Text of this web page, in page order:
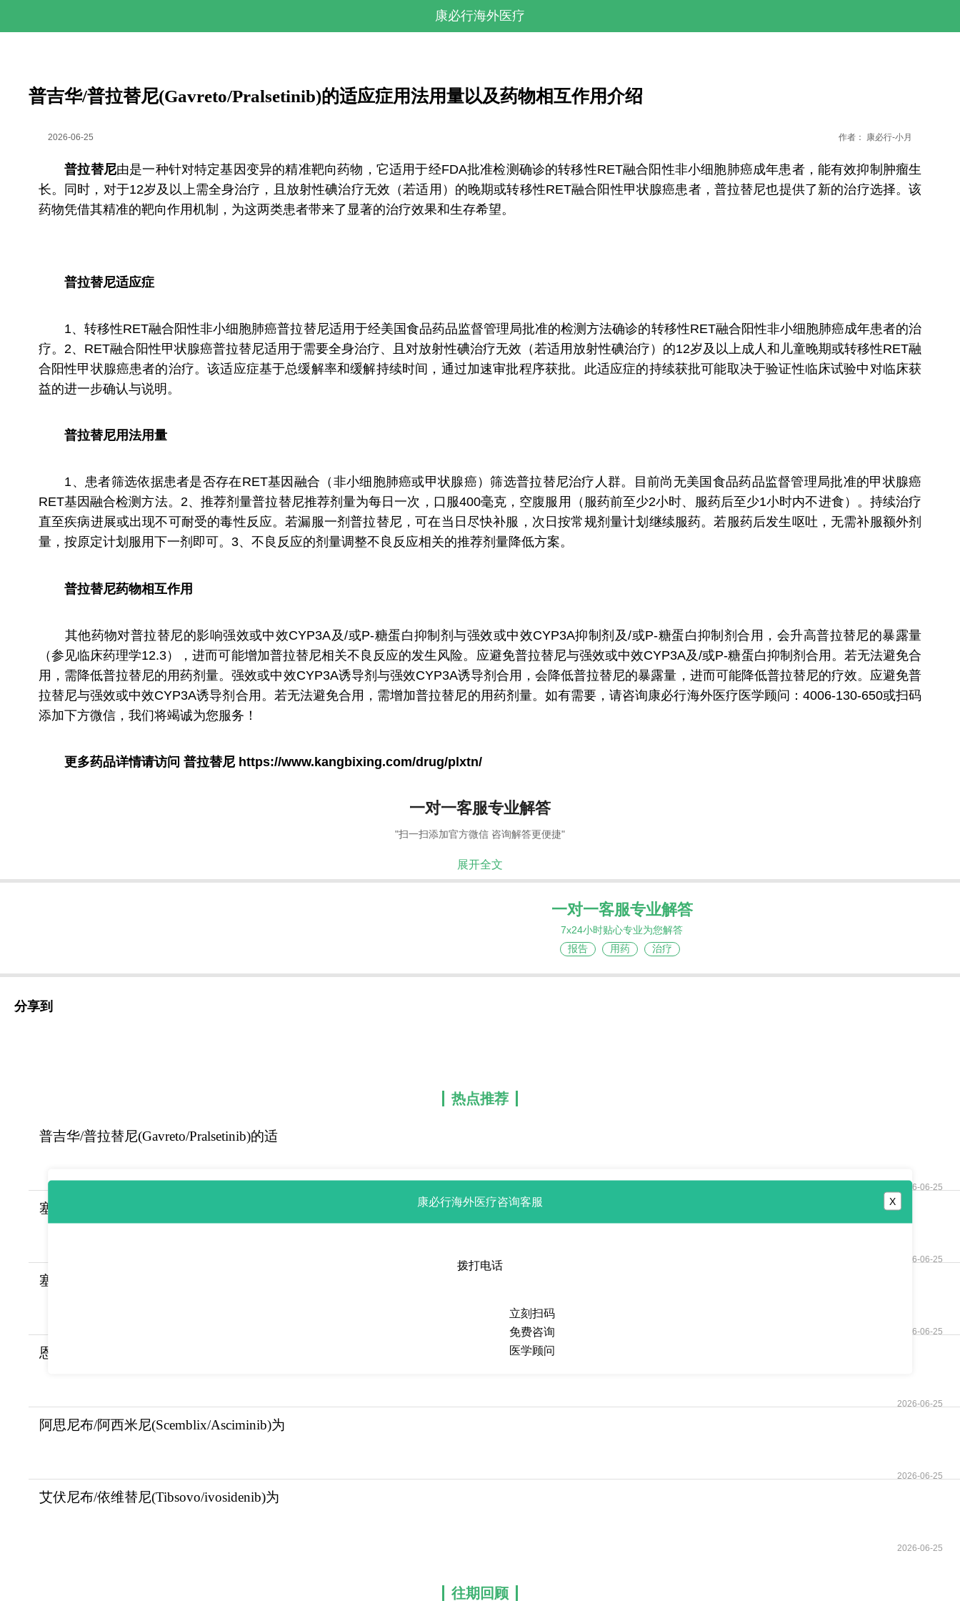
康必行海外医疗
普吉华/普拉替尼(Gavreto/Pralsetinib)的适应症用法用量以及药物相互作用介绍
2026-06-25 作者： 康必行-小月
普拉替尼由是一种针对特定基因变异的精准靶向药物，它适用于经FDA批准检测确诊的转移性RET融合阳性非小细胞肺癌成年患者，能有效抑制肿瘤生
长。同时，对于12岁及以上需全身治疗，且放射性碘治疗无效（若适用）的晚期或转移性RET融合阳性甲状腺癌患者，普拉替尼也提供了新的治疗选择。该
药物凭借其精准的靶向作用机制，为这两类患者带来了显著的治疗效果和生存希望。
普拉替尼适应症
1、转移性RET融合阳性非小细胞肺癌普拉替尼适用于经美国食品药品监督管理局批准的检测方法确诊的转移性RET融合阳性非小细胞肺癌成年患者的治
疗。2、RET融合阳性甲状腺癌普拉替尼适用于需要全身治疗、且对放射性碘治疗无效（若适用放射性碘治疗）的12岁及以上成人和儿童晚期或转移性RET融
合阳性甲状腺癌患者的治疗。该适应症基于总缓解率和缓解持续时间，通过加速审批程序获批。此适应症的持续获批可能取决于验证性临床试验中对临床获
益的进一步确认与说明。
普拉替尼用法用量
1、患者筛选依据患者是否存在RET基因融合（非小细胞肺癌或甲状腺癌）筛选普拉替尼治疗人群。目前尚无美国食品药品监督管理局批准的甲状腺癌
RET基因融合检测方法。2、推荐剂量普拉替尼推荐剂量为每日一次，口服400毫克，空腹服用（服药前至少2小时、服药后至少1小时内不进食）。持续治疗
直至疾病进展或出现不可耐受的毒性反应。若漏服一剂普拉替尼，可在当日尽快补服，次日按常规剂量计划继续服药。若服药后发生呕吐，无需补服额外剂
量，按原定计划服用下一剂即可。3、不良反应的剂量调整不良反应相关的推荐剂量降低方案。
普拉替尼药物相互作用
其他药物对普拉替尼的影响强效或中效CYP3A及/或P-糖蛋白抑制剂与强效或中效CYP3A抑制剂及/或P-糖蛋白抑制剂合用，会升高普拉替尼的暴露量
（参见临床药理学12.3），进而可能增加普拉替尼相关不良反应的发生风险。应避免普拉替尼与强效或中效CYP3A及/或P-糖蛋白抑制剂合用。若无法避免合
用，需降低普拉替尼的用药剂量。强效或中效CYP3A诱导剂与强效CYP3A诱导剂合用，会降低普拉替尼的暴露量，进而可能降低普拉替尼的疗效。应避免普
拉替尼与强效或中效CYP3A诱导剂合用。若无法避免合用，需增加普拉替尼的用药剂量。如有需要，请咨询康必行海外医疗医学顾问：4006-130-650或扫码
添加下方微信，我们将竭诚为您服务！
更多药品详情请访问 普拉替尼 https://www.kangbixing.com/drug/plxtn/
一对一客服专业解答
"扫一扫添加官方微信 咨询解答更便捷"
展开全文
一对一客服专业解答
7x24小时贴心专业为您解答
报告
用药 治疗
分享到
热点推荐
普吉华/普拉替尼(Gavreto/Pralsetinib)的适
2026-06-25
塞尔帕替尼/赛普替尼(Retevmo/selpercatini
2026-06-25
塞利尼索/希维奥(Selinex/Selinexor)的作用
2026-06-25
恩西地平(idhifa/Enasidenib/LuciEna)的给
2026-06-25
阿思尼布/阿西米尼(Scemblix/Asciminib)为
2026-06-25
艾伏尼布/依维替尼(Tibsovo/ivosidenib)为
2026-06-25
往期回顾
康必行海外医疗咨询客服 X
拨打电话
立刻扫码
免费咨询
医学顾问